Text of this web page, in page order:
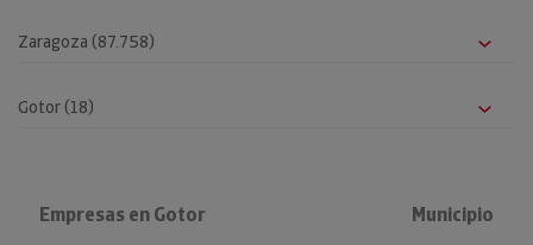
Empresas en Gotor Municipio